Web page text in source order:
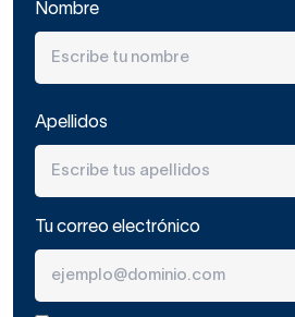
Nombre
Apellidos
Tu correo electrónico